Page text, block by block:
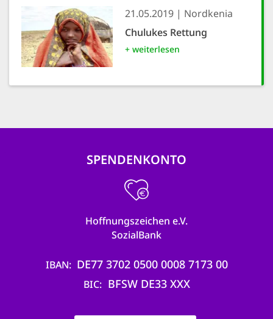
21.05.2019
Nordkenia
Chulukes Rettung
+ weiterlesen
SPENDENKONTO
Hoffnungszeichen e.V.
SozialBank
IBAN DE77 3702 0500 0008 7173 00
BIC BFSW DE33 XXX